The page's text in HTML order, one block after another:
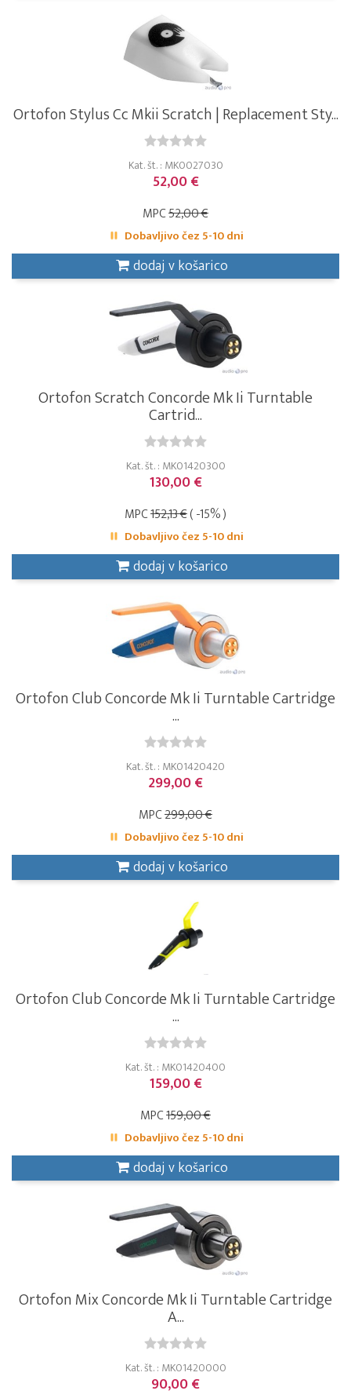
Ortofon Stylus Cc Mkii Scratch | Replacement Sty...
Kat. št. : MK0027030
52,00 €
MPC52,00 €
Dobavljivo čez 5-10 dni
dodaj v košarico
Ortofon Scratch Concorde Mk Ii Turntable
Cartrid...
Kat. št. : MK01420300
130,00 €
MPC152,13 €( -15% )
Dobavljivo čez 5-10 dni
dodaj v košarico
Ortofon Club Concorde Mk Ii Turntable Cartridge
...
Kat. št. : MK01420420
299,00 €
MPC299,00 €
Dobavljivo čez 5-10 dni
dodaj v košarico
Ortofon Club Concorde Mk Ii Turntable Cartridge
...
Kat. št. : MK01420400
159,00 €
MPC159,00 €
Dobavljivo čez 5-10 dni
dodaj v košarico
Ortofon Mix Concorde Mk Ii Turntable Cartridge
A...
Kat. št. : MK01420000
90,00 €